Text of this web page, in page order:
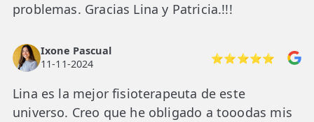
problemas. Gracias Lina y Patricia.!!!
Ixone Pascual
11-11-2024
⭐⭐⭐⭐⭐
Lina es la mejor fisioterapeuta de este
universo. Creo que he obligado a tooodas mis